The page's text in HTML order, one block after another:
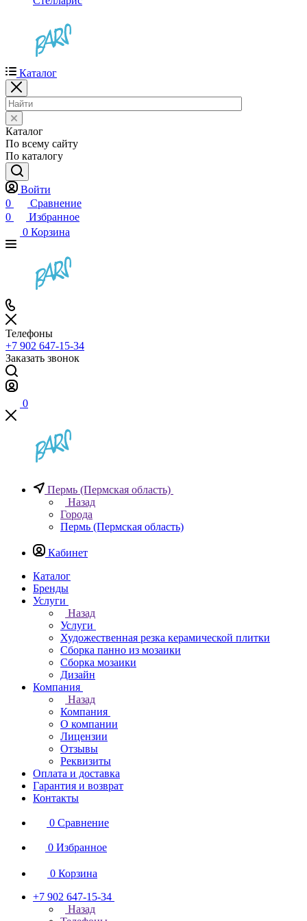
Каталог
Каталог
По всему сайту
По каталогу
Войти
0
Сравнение
0
Избранное
0 Корзина
Телефоны
+7 902 647-15-34
Заказать звонок
0
Пермь (Пермская область)
Назад
Города
Пермь (Пермская область)
Кабинет
Каталог
Бренды
Услуги
Назад
Услуги
Художественная резка керамической плитки
Сборка панно из мозаики
Сборка мозаики
Дизайн
Компания
Назад
Компания
О компании
Лицензии
Отзывы
Реквизиты
Оплата и доставка
Гарантия и возврат
Контакты
0 Сравнение
0 Избранное
0 Корзина
+7 902 647-15-34
Назад